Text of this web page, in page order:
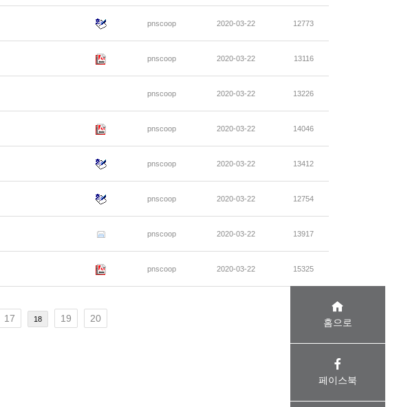
pnscoop 2020-03-22 12773
pnscoop 2020-03-22 13116
pnscoop 2020-03-22 13226
pnscoop 2020-03-22 14046
pnscoop 2020-03-22 13412
pnscoop 2020-03-22 12754
pnscoop 2020-03-22 13917
pnscoop 2020-03-22 15325
17 18 19 20 홈으로
페이스북